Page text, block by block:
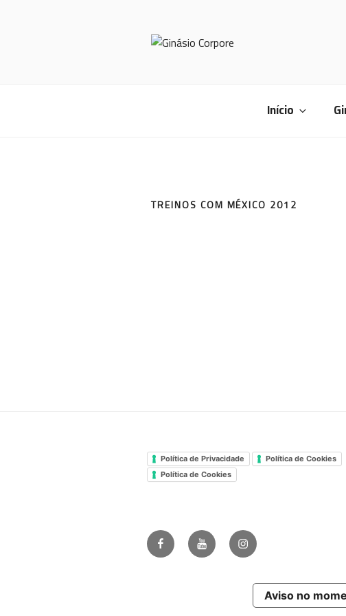
Início
TREINOS COM MÉXICO 2012
Política de Privacidade
Política de Cookies
Política de Cookies
Facebook
Ginásio
Youtube Instagram
Aviso no